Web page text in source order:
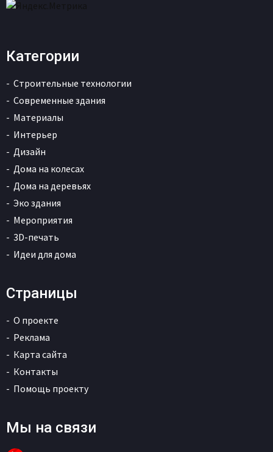
Категории
Строительные технологии
Современные здания
Материалы
Интерьер
Дизайн
Дома на колесах
Дома на деревьях
Эко здания
Мероприятия
3D-печать
Идеи для дома
Страницы
О проекте
Реклама
Карта сайта
Контакты
Помощь проекту
Мы на связи